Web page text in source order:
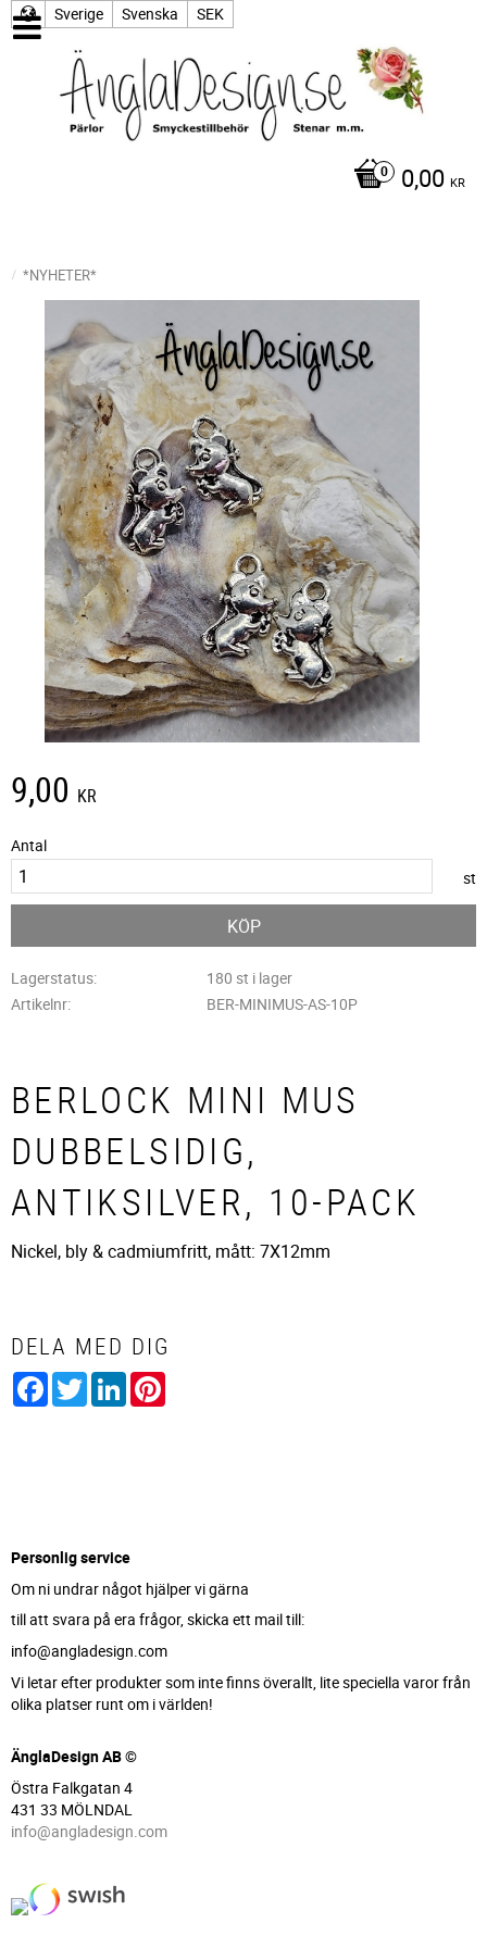
Sverige Svenska SEK
0,00 KR
*NYHETER*
9,00 KR
Antal
st
KÖP
Lagerstatus
180 st i lager
Artikelnr
BER-MINIMUS-AS-10P
BERLOCK MINI MUS
DUBBELSIDIG,
ANTIKSILVER, 10-PACK
Nickel, bly & cadmiumfritt, mått: 7X12mm
DELA MED DIG
Facebook
TwitterLinkedIn
Personlig service
Om ni undrar något hjälper vi gärna
till att svara på era frågor, skicka ett mail till:
info@angladesign.com
Vi letar efter produkter som inte finns överallt, lite speciella varor från
olika platser runt om i världen!
ÄnglaDesign AB ©
Östra Falkgatan 4
431 33 MÖLNDAL
info@angladesign.com